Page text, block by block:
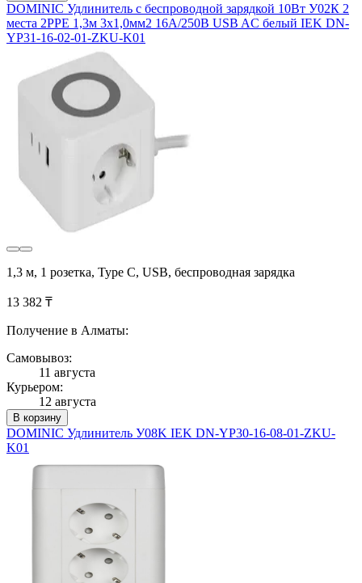
DOMINIC Удлинитель с беспроводной зарядкой 10Вт У02К 2
места 2PPE 1,3м 3х1,0мм2 16А/250В USB AC белый IEK DN-
YP31-16-02-01-ZKU-K01
1,3 м, 1 розетка, Type C, USB, беспроводная зарядка
13 382 ₸
Получение в Алматы:
Самовывоз:
11 августа
Курьером:
12 августа
В корзину
DOMINIC Удлинитель У08K IEK DN-YP30-16-08-01-ZKU-
K01